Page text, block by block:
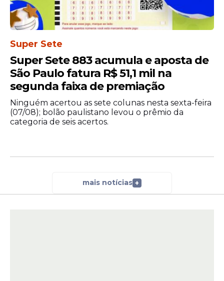
acompanham todo o manuseio das bolas
numeradas e a conferência dos
equipamentos antes do início oficial da
transmissão. Esse cuidado assegura que
todos os participantes concorram em
igualdade de condições.
Super Sete
Super Sete 883 acumula e aposta de
São Paulo fatura R$ 51,1 mil na
segunda faixa de premiação
Ninguém acertou as sete colunas nesta sexta-feira
(07/08); bolão paulistano levou o prêmio da
categoria de seis acertos.
mais notícias +